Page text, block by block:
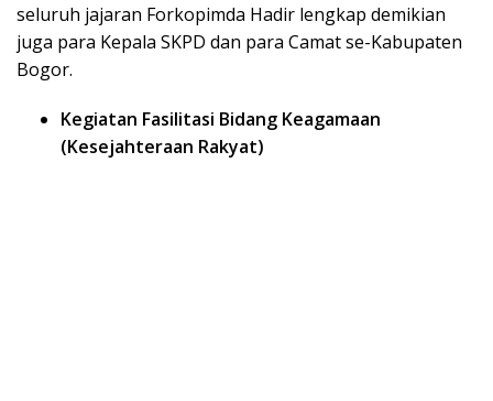
seluruh jajaran Forkopimda Hadir lengkap demikian
juga para Kepala SKPD dan para Camat se-Kabupaten
Bogor.
Kegiatan Fasilitasi Bidang Keagamaan
(Kesejahteraan Rakyat)